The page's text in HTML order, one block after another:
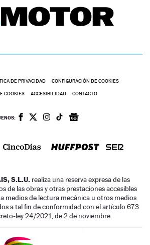
DE PRIVACIDAD CONFIGURACIÓN DE COOKIES
COOKIES ACCESIBILIDAD CONTACTO
S.L.U. realiza una reserva expresa de las
de las obras y otras prestaciones accesibles
medios de lectura mecánica u otros medios
a tal fin de conformidad con el artículo 67.3
ley 24/2021, de 2 de noviembre.